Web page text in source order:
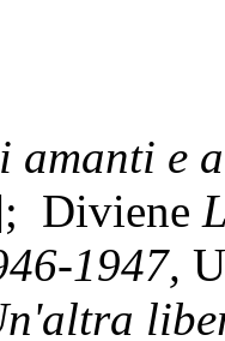
amanti e
Diviene
1947,